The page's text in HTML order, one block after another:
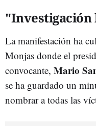
La manifestación ha
Monjas donde el
convocante, Mario
se ha guardado un
nombrar a todas las